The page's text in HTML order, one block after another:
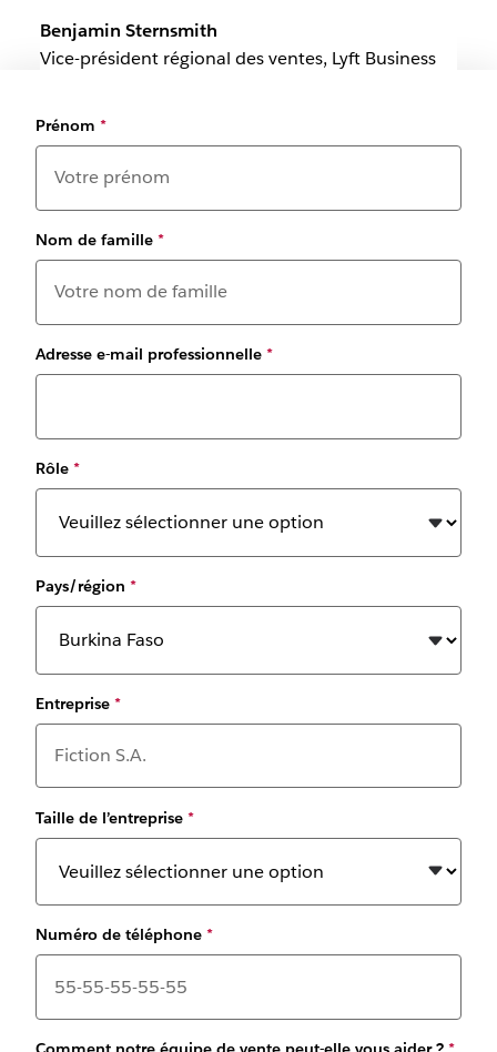
Benjamin Sternsmith
Vice-président régional des ventes, Lyft Business
Prénom *
Nom de famille *
Adresse e-mail professionnelle *
Rôle *
Pays/région *
Entreprise *
Taille de l’entreprise *
Numéro de téléphone *